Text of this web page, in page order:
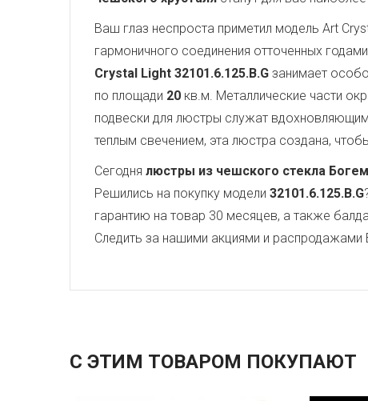
Ваш глаз неспроста приметил модель Art
гармоничного соединения отточенных
Crystal Light 32101.6.125.B.G занимает
по площади 20 кв.м. Металлические части
подвески для люстры служат
теплым свечением, эта люстра создана,
Сегодня люстры из чешского стекла
Решились на покупку модели 32101.6.125.B.G
гарантию на товар 30 месяцев, а также
Следить за нашими акциями и
С ЭТИМ ТОВАРОМ ПОКУПАЮТ